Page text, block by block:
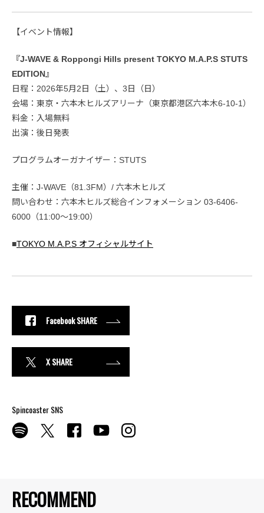
RECOMMEND
【イベント情報】
『J-WAVE & Roppongi Hills present TOKYO M.A.P.S STUTS
EDITION』
日程：2026年5月2日（土）、3日（日）
会場：東京・六本木ヒルズアリーナ（東京都港区六本木6-10-1）
料金：入場無料
出演：後日発表
プログラムオーガナイザー：STUTS
主催：J-WAVE（81.3FM）/ 六本木ヒルズ
問い合わせ：六本木ヒルズ総合インフォメーション 03-6406-
6000（11:00～19:00）
■TOKYO M.A.P.S オフィシャルサイト
Facebook SHARE
X SHARE
Spincoaster SNS